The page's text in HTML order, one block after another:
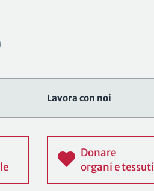
Lavora con noi
Donare
organi e tessuti